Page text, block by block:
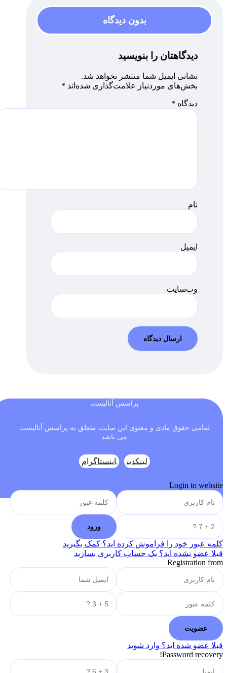
بدون دیدگاه
دیدگاهتان را بنویسید
نشانی ایمیل شما منتشر نخواهد شد.
بخش‌های موردنیاز علامت‌گذاری شده‌اند *
دیدگاه *
نام
ایمیل
وب‌سایت
پراسس آنالیست
تمامی حقوق مادی و معنوی این سایت متعلق به پراسس آنالیست
می باشد
لینکدین اینستاگرام
Login to website
کلمه عبور خود را فراموش کرده اید؟ کمک بگیرید
قبلا عضو نشده اید؟ یک حساب کاربری بسازید
Registration from
قبلا عضو شده اید؟ وارد شوید
Password recovery!